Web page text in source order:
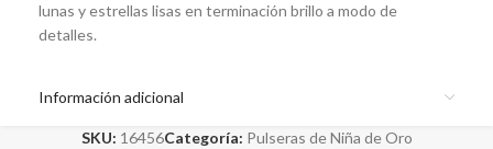
lunas y estrellas lisas en terminación brillo a modo de
detalles.
Información adicional
SKU: 16456Categoría: Pulseras de Niña de Oro